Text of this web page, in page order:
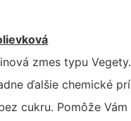
zmes typu
ďalšie chemické
cukru. Pomôže